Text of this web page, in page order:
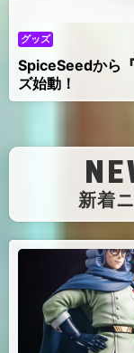
グッズ
SpiceSeedから
ズ始動！
新着
）